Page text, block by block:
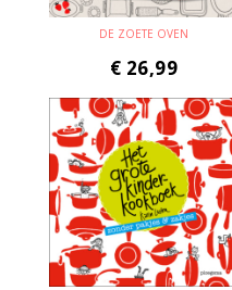
DE ZOETE OVEN
€ 26,99